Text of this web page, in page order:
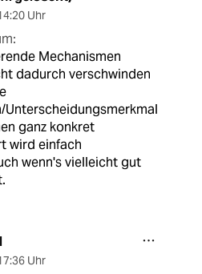
Uhr
Mechanismen
dadurch verschwinden
Unterscheidungsmerkmal
ganz konkret
wird einfach
wenn's vielleicht gut
Uhr